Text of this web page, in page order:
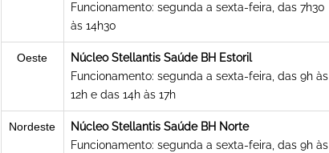
Funcionamento: segunda a sexta-feira, das 7h30
às 14h30
Oeste
Núcleo Stellantis Saúde BH Estoril
Funcionamento: segunda a sexta-feira, das 9h às
12h e das 14h às 17h
Nordeste
Núcleo Stellantis Saúde BH Norte
Funcionamento: segunda a sexta-feira, das 9h às